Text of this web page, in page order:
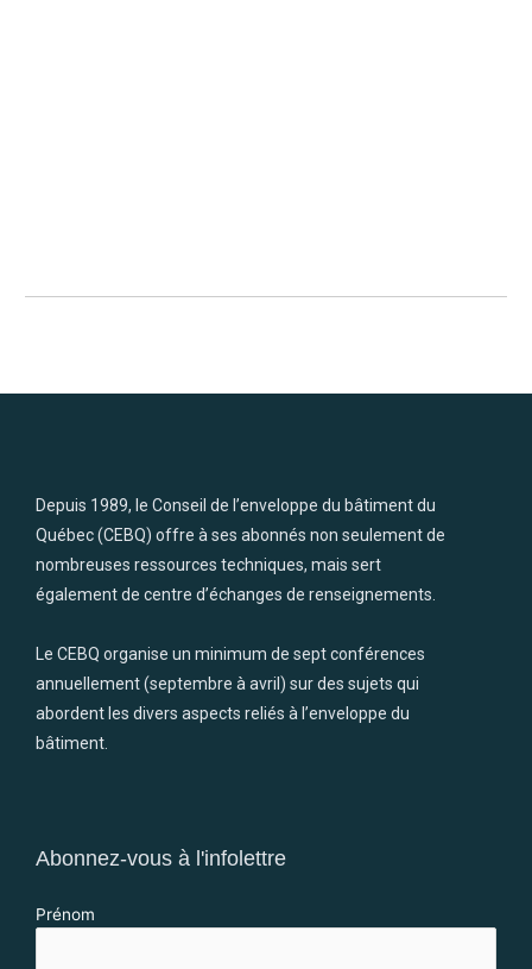
Depuis 1989, le Conseil de l’enveloppe du bâtiment du
Québec (CEBQ) offre à ses abonnés non seulement de
nombreuses ressources techniques, mais sert
également de centre d’échanges de renseignements.
Le CEBQ organise un minimum de sept conférences
annuellement (septembre à avril) sur des sujets qui
abordent les divers aspects reliés à l’enveloppe du
bâtiment.
Abonnez-vous à l'infolettre
Prénom